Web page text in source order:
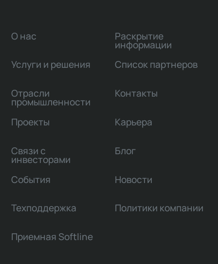
О нас
Услуги и решения
Отрасли
промышленности
Проекты
Связи с
инвесторами
Раскрытие
информации
Список партнеров
Контакты
Карьера
Блог
События Новости
Техподдержка Политики компании
Приемная Softline